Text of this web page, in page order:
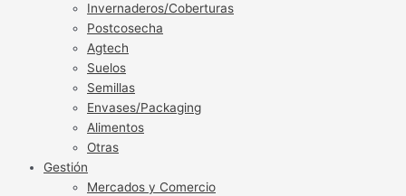
Invernaderos/Coberturas
Postcosecha
Agtech
Suelos
Semillas
Envases/Packaging
Alimentos
Otras
Gestión
Mercados y Comercio